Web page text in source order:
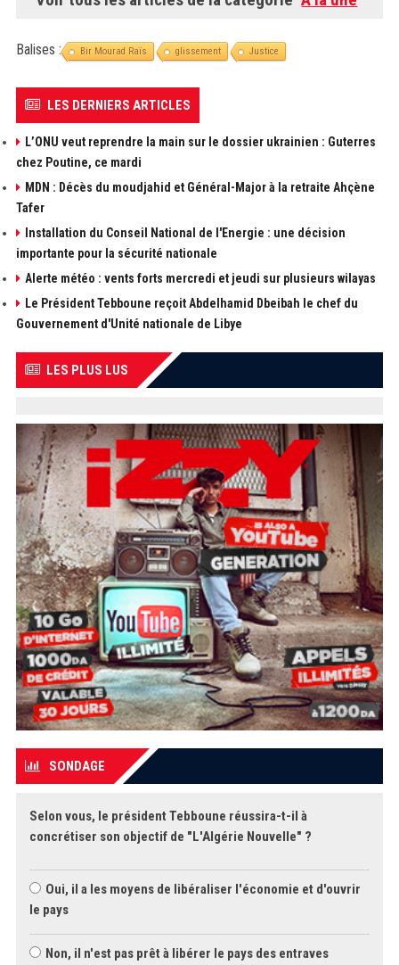
Balises : Bir Mourad Raïs glissement Justice
LES DERNIERS ARTICLES
L’ONU veut reprendre la main sur le dossier ukrainien : Guterres
chez Poutine, ce mardi
MDN : Décès du moudjahid et Général-Major à la retraite Ahçène
Tafer
Installation du Conseil National de l'Energie : une décision
importante pour la sécurité nationale
Alerte météo : vents forts mercredi et jeudi sur plusieurs wilayas
Le Président Tebboune reçoit Abdelhamid Dbeibah le chef du
Gouvernement d'Unité nationale de Libye
LES PLUS LUS
SONDAGE
Selon vous, le président Tebboune réussira-t-il à
concrétiser son objectif de "L'Algérie Nouvelle" ?
Oui, il a les moyens de libéraliser l'économie et d'ouvrir
le pays
Non, il n'est pas prêt à libérer le pays des entraves